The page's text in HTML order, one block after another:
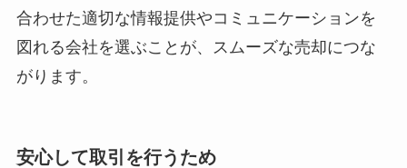
合わせた適切な情報提供やコミュニケーションを
図れる会社を選ぶことが、スムーズな売却につな
がります。
安心して取引 を行うため